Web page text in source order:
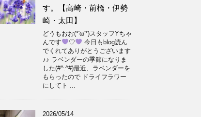
す。【高崎・前橋・伊勢
崎・太田】
どうもおお(*'ω'*)スタッフYちゃ
んです
♡
今日もblog読ん
でくれてありがとうございます
♪♪ ラベンダーの季節になりま
した(#^.^#)最近、ラベンダーを
もらったので ドライフラワー
にしてト ...
2026/05/14